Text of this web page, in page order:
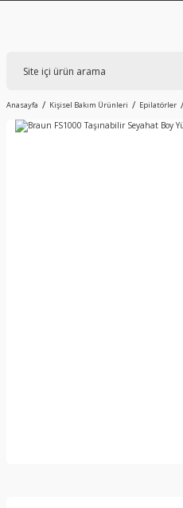
Anasayfa Kişisel Bakım Ürünleri Epilatörler